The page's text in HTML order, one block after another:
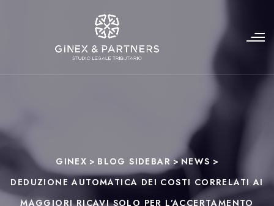
GINEX > BLOG SIDEBAR>NEWS >
DEDUZIONE AUTOMATICA DEI COSTI CORRELATI AI
MAGGIORI RICAVI SOLO PER L’ACCERTAMENTO